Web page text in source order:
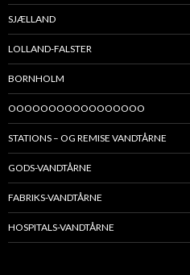
SJÆLLAND
LOLLAND-FALSTER
BORNHOLM
OOOOOOOOOOOOOOOOO
STATIONS – OG REMISE VANDTÅRNE
GODS-VANDTÅRNE
FABRIKS-VANDTÅRNE
HOSPITALS-VANDTÅRNE